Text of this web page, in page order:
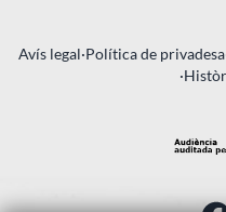
Avís legal·Política de privadesa
·